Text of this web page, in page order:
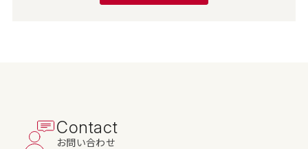
Contact
お問い合わせ